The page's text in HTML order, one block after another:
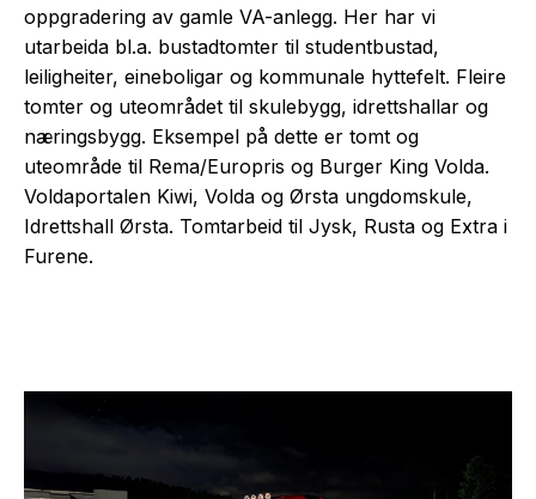
oppgradering av gamle VA-anlegg. Her har vi
utarbeida bl.a. bustadtomter til studentbustad,
leiligheiter, eineboligar og kommunale hyttefelt. Fleire
tomter og uteområdet til skulebygg, idrettshallar og
næringsbygg. Eksempel på dette er tomt og
uteområde til Rema/Europris og Burger King Volda.
Voldaportalen Kiwi, Volda og Ørsta ungdomskule,
Idrettshall Ørsta. Tomtarbeid til Jysk, Rusta og Extra i
Furene.